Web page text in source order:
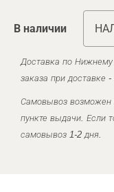
В наличии
Доставка по
заказа при доставке -
Самовывоз возможен
пункте выдачи. Если
самовывоз 1-2 дня.